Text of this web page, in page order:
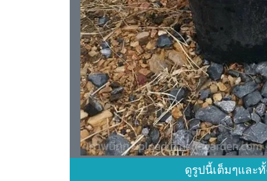
ดูรูปนี้เต็มๆและ